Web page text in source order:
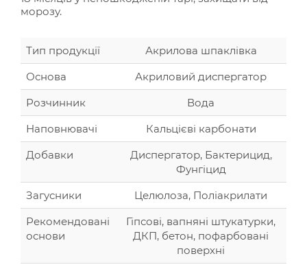
морозу.
Тип продукції
Акрилова шпаклівка
Основа
Акриловий диспергатор
Розчинник
Вода
Наповнювачі
Кальцієві карбонати
Добавки
Диспергатор, Бактерицид,
Фунгіцид
Загусники
Целюлоза, Поліакрилати
Рекомендовані
основи
Гіпсові, вапняні штукатурки,
ДКП, бетон, пофарбовані
поверхні